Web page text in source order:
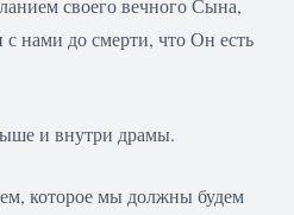
своего вечного Сына,
с нами до смерти, что Он есть
и внутри драмы.
которое мы должны будем